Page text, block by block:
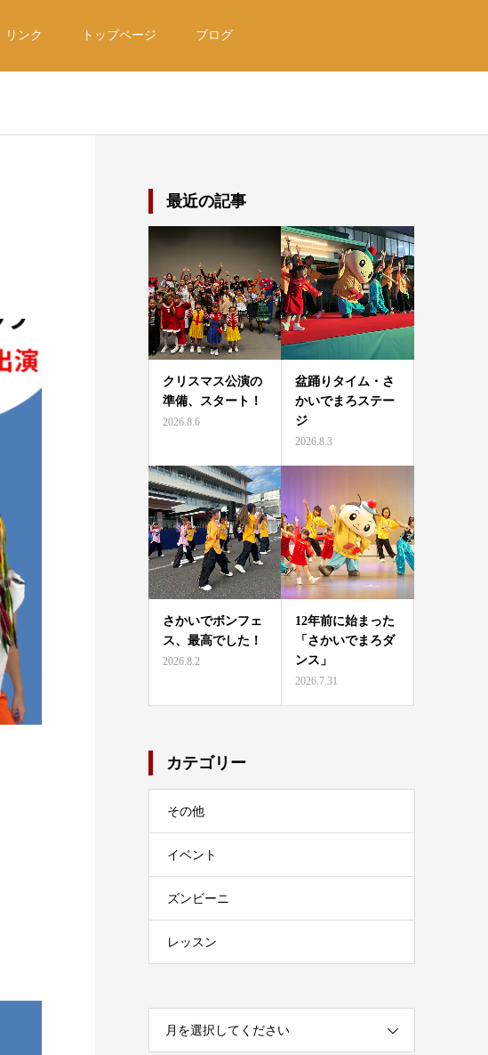
リンク トップページ ブログ
最近の記事
クリスマス公演の
準備、スタート！
2026.8.6
盆踊りタイム・さ
かいでまろステー
ジ
2026.8.3
さかいでボンフェ
ス、最高でした！
2026.8.2
12年前に始まった
「さかいでまろダ
ンス」
2026.7.31
カテゴリー
その他
イベント
ズンビーニ
レッスン
月を選択してください